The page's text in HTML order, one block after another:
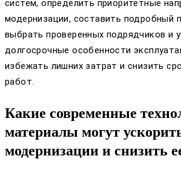
систем, определить приоритетные
модернизации, составить подробный
выбрать проверенных подрядчиков и
долгосрочные особенности
избежать лишних затрат и снизить
работ.
Какие современные
материалы могут
модернизации и снизить